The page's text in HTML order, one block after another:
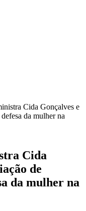
Cida Gonçalves e
da mulher na
Cida
de
da mulher na